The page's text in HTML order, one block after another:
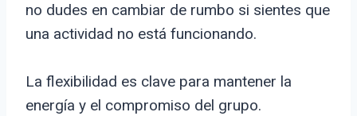
no dudes en cambiar de rumbo si sientes que
una actividad no está funcionando.
La flexibilidad es clave para mantener la
energía y el compromiso del grupo.